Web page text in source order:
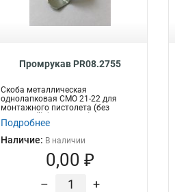
Промрукав PR08.2755
Скоба металлическая
однолапковая СМО 21-22 для
монтажного пистолета (без
отверстий) (100 шт/уп)...
Подробнее
Наличие: В наличии
0,00 ₽
– +